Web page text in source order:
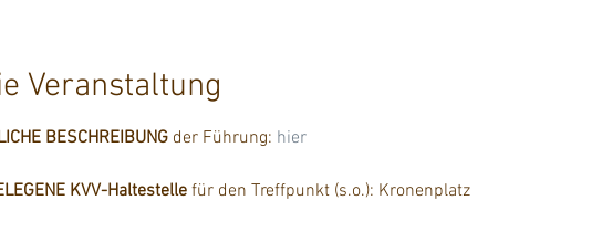
Veranstaltung
BESCHREIBUNG der Führung: hier
KVV-Haltestelle für den Treffpunkt (s.o.): Kronenplatz